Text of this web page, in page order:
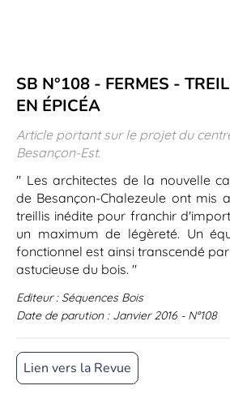
SB N°108 - FERMES -
EN ÉPICÉA
Article portant sur le projet du
Besançon-Est.
" Les architectes de la nouvelle
de Besançon-Chalezeule ont mis
treillis inédite pour franchir
un maximum de légèreté. Un
fonctionnel est ainsi transcendé
astucieuse du bois. "
Editeur : Séquences Bois
Date de parution : Janvier 2016 - N°108
Lien vers la Revue